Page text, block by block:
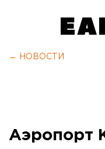
← НОВОСТИ
Аэропорт